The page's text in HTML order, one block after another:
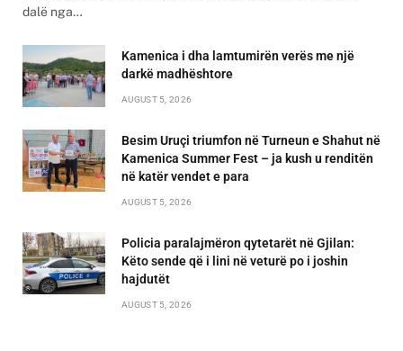
dalë nga…
Kamenica i dha lamtumirën verës me një
darkë madhështore
AUGUST 5, 2026
Besim Uruçi triumfon në Turneun e Shahut në
Kamenica Summer Fest – ja kush u renditën
në katër vendet e para
AUGUST 5, 2026
Policia paralajmëron qytetarët në Gjilan:
Këto sende që i lini në veturë po i joshin
hajdutët
AUGUST 5, 2026